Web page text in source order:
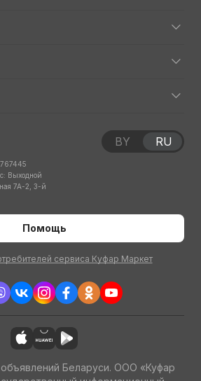
Выходной
7А-2, 3-й
Помощь
сервиса Куфар Маркет
BY RU
Беларуси. ООО «Куфар